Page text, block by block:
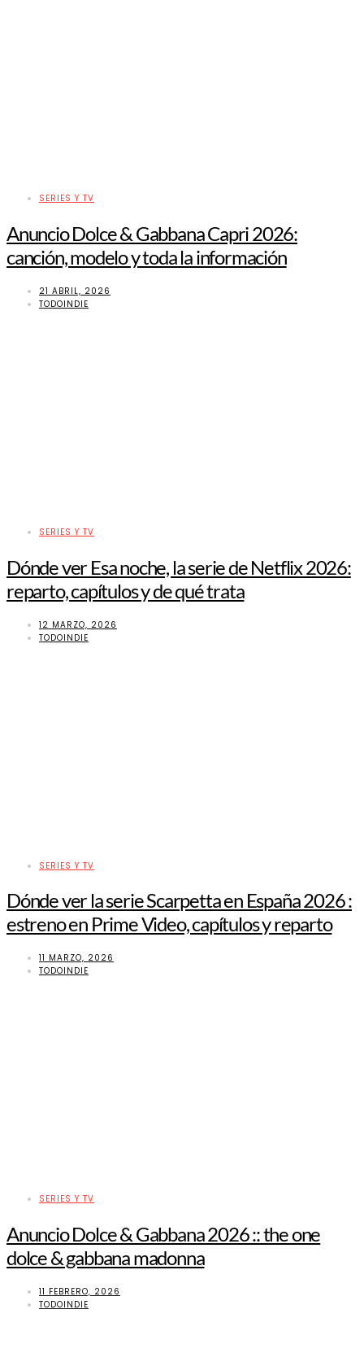
SERIES Y TV
Anuncio Dolce & Gabbana Capri 2026:
canción, modelo y toda la información
21 ABRIL, 2026
TODOINDIE
SERIES Y TV
Dónde ver Esa noche, la serie de Netflix 2026:
reparto, capítulos y de qué trata
12 MARZO, 2026
TODOINDIE
SERIES Y TV
Dónde ver la serie Scarpetta en España 2026 :
estreno en Prime Video, capítulos y reparto
11 MARZO, 2026
TODOINDIE
SERIES Y TV
Anuncio Dolce & Gabbana 2026 :: the one
dolce & gabbana madonna
11 FEBRERO, 2026
TODOINDIE